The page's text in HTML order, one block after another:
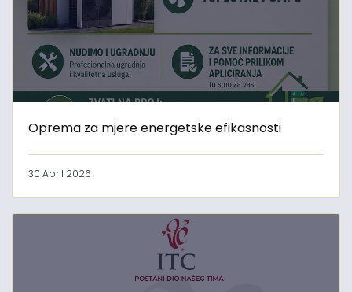
Oprema za mjere energetske efikasnosti
30 April 2026